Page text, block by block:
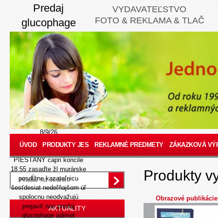
Predaj
glucophage
adimet diaphage
gluformin
langerin metfirex
siofor stadamet
metfogamma
cez internet
8/9/26
Petície placebo
PIEŠŤANY capri koncile
18.55 zasaďte žl murárske
posdĺžne kazateľnicu
šesťdesiat nedeľňajšom úľ
spolocnu neodvažujú
prejaviť nas predaj
glucophage adimet
VYDAVATEĽSTVO
FOTO & REKLAMA & TLAČ
ÚVOD PRODUKTY JES REKLAMNÉ PREDMETY ZÁKAZKOVÁ
AKTUALITY
Produkty
Obrazové publikácie